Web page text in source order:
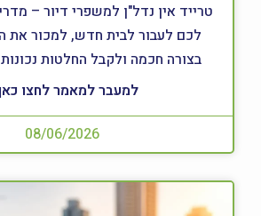
טרייד אין נדל"ן למשפרי דיור –
לכם לעבור לבית חדש, למכור את
בצורה חכמה ולקבל החלטות
למעבר למאמר לחצו
08/06/2026